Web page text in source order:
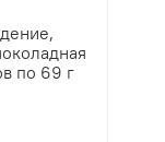
по 69 г